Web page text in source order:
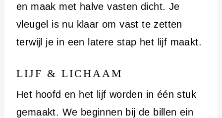
en maak met halve vasten dicht. Je
vleugel is nu klaar om vast te zetten
terwijl je in een latere stap het lijf maakt.
LIJF & LICHAAM
Het hoofd en het lijf worden in één stuk
gemaakt. We beginnen bij de billen ein